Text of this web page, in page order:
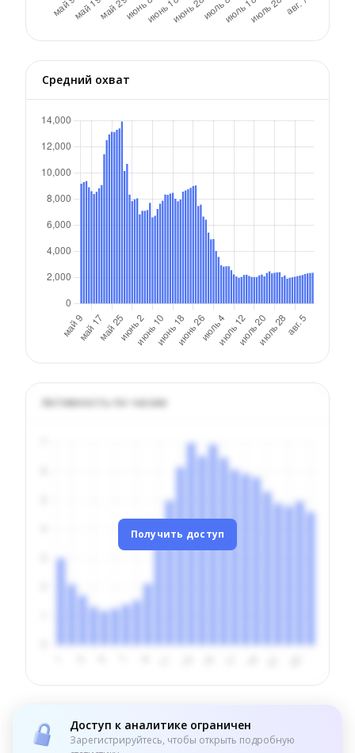
Средний охват
Активность по часам
Получить доступ
Доступ к аналитике ограничен
Зарегистрируйтесь, чтобы открыть подробную